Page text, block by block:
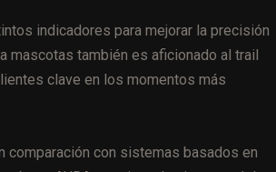
indicadores para mejorar la precisión
mascotas también es aficionado al trail
clave en los momentos más
comparación con sistemas basados en